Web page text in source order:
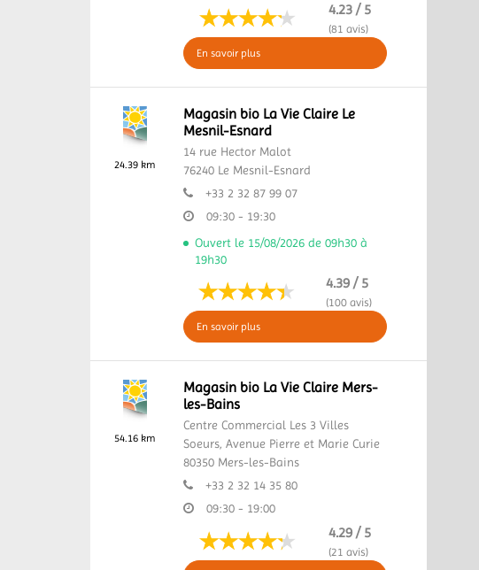
4.23 / 5
(81 avis)
En savoir plus
24.39 km
Magasin bio La Vie Claire Le
Mesnil-Esnard
14 rue Hector Malot
76240 Le Mesnil-Esnard
+33 2 32 87 99 07
09:30 - 19:30
Ouvert le 15/08/2026 de 09h30 à
19h30
4.39 / 5
(100 avis)
En savoir plus
54.16 km
Magasin bio La Vie Claire Mers-
les-Bains
Centre Commercial Les 3 Villes
Soeurs, Avenue Pierre et Marie Curie
80350 Mers-les-Bains
+33 2 32 14 35 80
09:30 - 19:00
4.29 / 5
(21 avis)